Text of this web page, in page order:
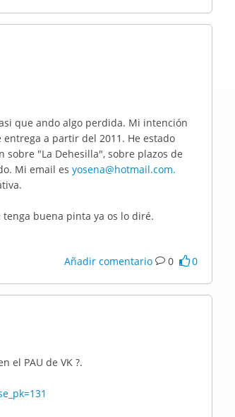
que ando algo perdida. Mi intención
a partir del 2011. He estado
"La Dehesilla", sobre plazos de
Mi email es yosena@hotmail.com.
buena pinta ya os lo diré.
Añadir comentario 0 0
el PAU de VK ?.